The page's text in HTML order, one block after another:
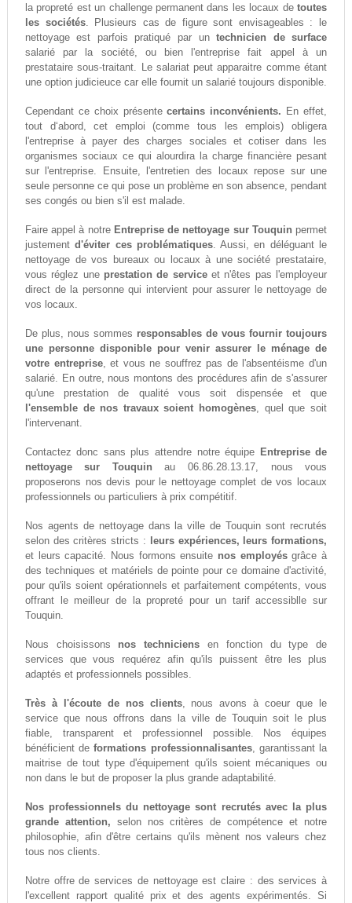
la propreté est un challenge permanent dans les locaux detoutes
les sociétés. Plusieurs cas de figure sont envisageables : le
nettoyage est parfois pratiqué par untechnicien de surface
salarié par la société, ou bien l'entreprise fait appel à un
prestataire sous-traitant. Le salariat peut apparaitre comme étant
une option judicieuce car elle fournit un salarié toujours disponible.
Cependant ce choix présentecertains inconvénients. En effet,
tout d‘abord, cet emploi (comme tous les emplois) obligera
l'entreprise à payer des charges sociales et cotiser dans les
organismes sociaux ce qui alourdira la charge financière pesant
sur l'entreprise. Ensuite, l'entretien des locaux repose sur une
seule personne ce qui pose un problème en son absence, pendant
ses congés ou bien s'il est malade.
Faire appel à notre Entreprise de nettoyage sur Touquin permet
justementd'éviter ces problématiques. Aussi, en déléguant le
nettoyage de vos bureaux ou locaux à une société prestataire,
vous réglez une prestation de serviceet n'êtes pas l'employeur
direct de la personne qui intervient pour assurer le nettoyage de
vos locaux.
De plus, nous sommes responsables de vous fournir toujours
une personne disponible pour venir assurer le ménage de
votre entreprise, et vous ne souffrez pas de l'absentéisme d'un
salarié. En outre, nous montons des procédures afin de s'assurer
qu'une prestation de qualité vous soit dispensée et que
l'ensemble de nos travaux soient homogènes, quel que soit
l'intervenant.
Contactez donc sans plus attendre notre équipe Entreprise de
nettoyage sur Touquin au 06.86.28.13.17, nous vous
proposerons nos devis pour le nettoyage complet de vos locaux
professionnels ou particuliers à prix compétitif.
Nos agents de nettoyage dans la ville de Touquin sont recrutés
selon des critères stricts :
leurs expériences, leurs formations,
et leurs capacité. Nous formons ensuite nos employésgrâce à
des techniques et matériels de pointe pour ce domaine d'activité,
pour qu'ils soient opérationnels et parfaitement compétents, vous
offrant le meilleur de la propreté pour un tarif accessiblle sur
Touquin.
Nous choisissons nos techniciens en fonction du type de
services que vous requérez afin qu'ils puissent être les plus
adaptés et professionnels possibles.
Très à l'écoute de nos clients, nous avons à coeur que le
service que nous offrons dans la ville de Touquin soit le plus
fiable, transparent et professionnel possible. Nos équipes
bénéficient deformations professionnalisantes, garantissant la
maitrise de tout type d'équipement qu'ils soient mécaniques ou
non dans le but de proposer la plus grande adaptabilité.
Nos professionnels du nettoyage sont recrutés avec la plus
grande attention, selon nos critères de compétence et notre
philosophie, afin d'être certains qu'ils mènent nos valeurs chez
tous nos clients.
Notre offre de services de nettoyage est claire : des services à
l'excellent rapport qualité prix et des agents expérimentés. Si